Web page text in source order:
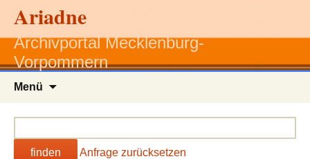
Ariadne
Archivportal Mecklenburg-
Vorpommern
Menü
finden Anfrage zurücksetzen